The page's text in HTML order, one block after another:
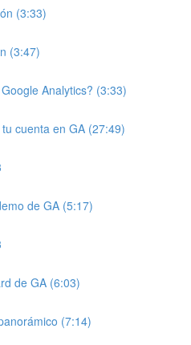
(3:33)
(3:47)
Analytics? (3:33)
cuenta en GA (27:49)
de GA (5:17)
de GA (6:03)
(7:14)